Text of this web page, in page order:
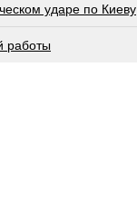
ударе по Киеву
работы